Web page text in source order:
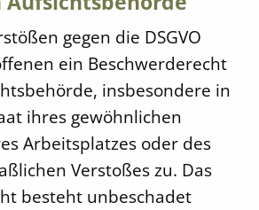
gegen die DSGVO
ein Beschwerderecht
insbesondere in
ihres gewöhnlichen
Arbeitsplatzes oder des
Verstoßes zu. Das
besteht unbeschadet